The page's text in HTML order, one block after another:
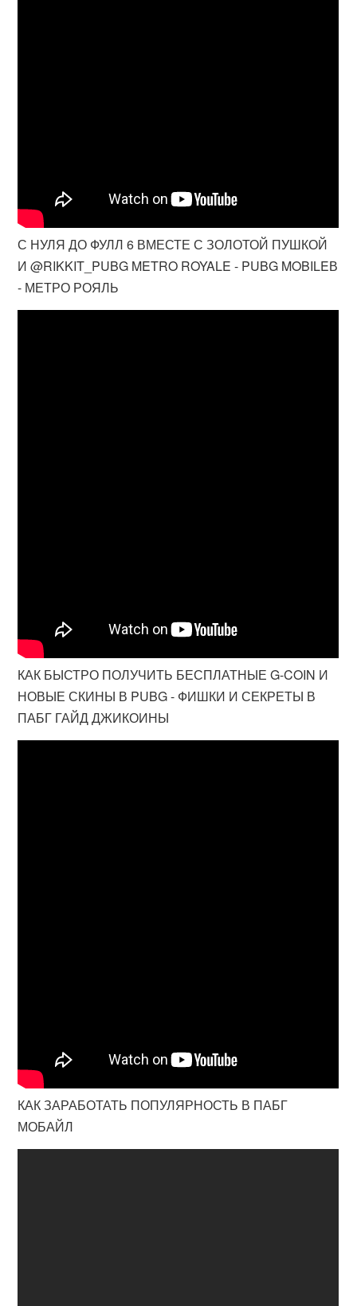
С НУЛЯ ДО ФУЛЛ 6 ВМЕСТЕ С ЗОЛОТОЙ ПУШКОЙ
И @RIKKIT_PUBG METRO ROYALE - PUBG MOBILEВ
- МЕТРО РОЯЛЬ
КАК БЫСТРО ПОЛУЧИТЬ БЕСПЛАТНЫЕ G-COIN И
НОВЫЕ СКИНЫ В PUBG - ФИШКИ И СЕКРЕТЫ В
ПАБГ ГАЙД ДЖИКОИНЫ
КАК ЗАРАБОТАТЬ ПОПУЛЯРНОСТЬ В ПАБГ
МОБАЙЛ